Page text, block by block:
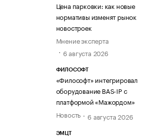
Цена парковки: как новые
нормативы изменят рынок
новостроек
Мнение эксперта
6 августа 2026
ФИЛОСОФТ
«Философт» интегрировал
оборудование BAS-IP с
платформой «Мажордом»
Новость
6 августа 2026
ЭМЦТ